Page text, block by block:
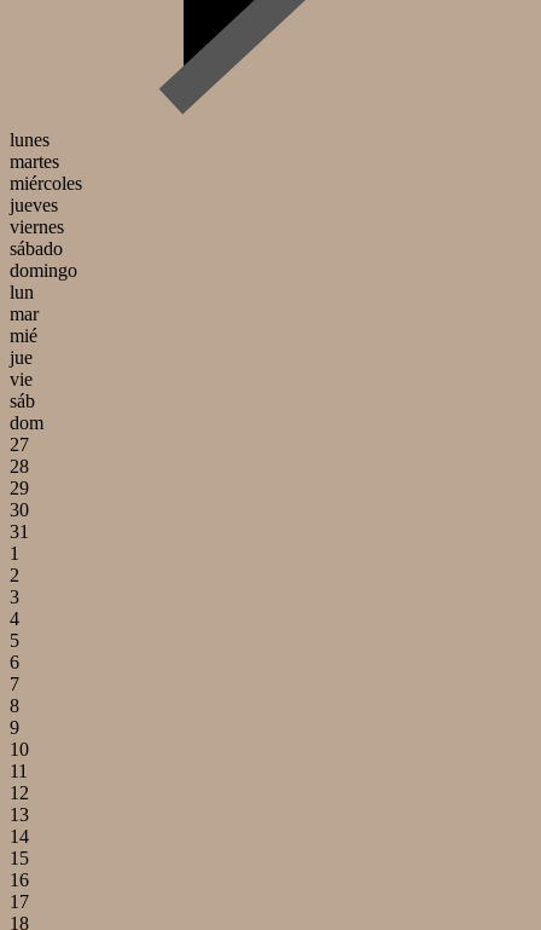
lunes
martes
miércoles
jueves
viernes
sábado
domingo
lun
mar
mié
jue
vie
sáb
dom
27
28
29
30
31
1
2
3
4
5
6
7
8
9
10
11
12
13
14
15
16
17
18